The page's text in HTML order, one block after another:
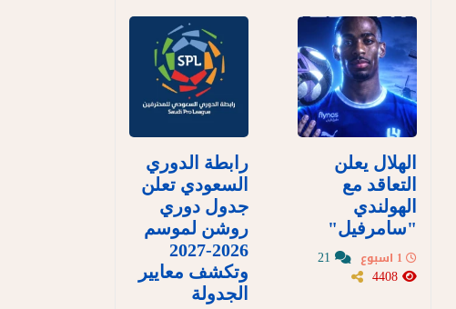
الهلال يعلن
التعاقد مع
الهولندي
"سامرفيل"
رابطة الدوري
السعودي تعلن
جدول دوري
روشن لموسم
2026-2027
وتكشف معايير
الجدولة